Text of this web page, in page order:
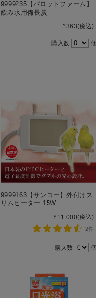
9999235【パロットファーム】
飲み水用備長炭
¥363(税込)
購入数 個
9999163【サンコー】外付けス
リムヒーター 15W
¥11,000(税込)
2件
購入数 個